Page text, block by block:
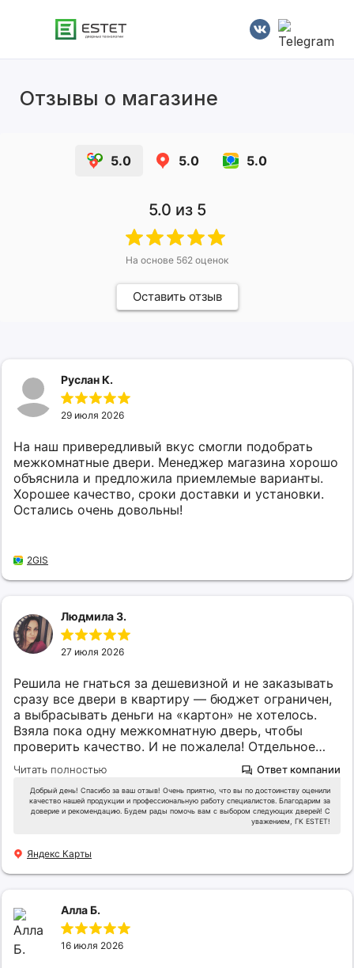
Отзывы о магазине
5.0 5.0 5.0
5.0 из 5
На основе 562 оценок
Оставить отзыв
Руслан К.
29 июля 2026
На наш привередливый вкус смогли подобрать
межкомнатные двери. Менеджер магазина хорошо
объяснила и предложила приемлемые варианты.
Хорошее качество, сроки доставки и установки.
Остались очень довольны!
2GIS
Людмила З.
27 июля 2026
Решила не гнаться за дешевизной и не заказывать
сразу все двери в квартиру — бюджет ограничен,
а выбрасывать деньги на «картон» не хотелось.
Взяла пока одну межкомнатную дверь, чтобы
проверить качество. И не пожалела! Отдельное
спасибо консультанту — девушка грамотно всё
объяснила, помогла подобрать вариант под мой
интерьер, ничего не навязывала. Дверь приехала
целая, сборка аккуратная, покрытие ровное,
фурнитура ходит мягко. Монтаж прошёл без
заказывать вторую дверь в скором времени.
Лучше купить одну хорошую сейчас, а вторую —
жалеть. Рекомендую!
Читать полностью Ответ компании
Добрый день! Спасибо за ваш отзыв! Очень приятно, что вы по достоинству оценили
качество нашей продукции и профессиональную работу специалистов. Благодарим за
доверие и рекомендацию. Будем рады помочь вам с выбором следующих дверей! С
уважением, ГК ESTET!
Яндекс Карты
Алла Б.
16 июля 2026